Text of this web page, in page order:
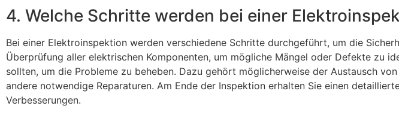
4. Welche Schritte werden bei einer
Bei einer Elektroinspektion werden verschiedene Schritte durchgeführt, um die
Überprüfung aller elektrischen Komponenten, um mögliche Mängel oder Defekte zu
sollten, um die Probleme zu beheben. Dazu gehört möglicherweise der Austausch
andere notwendige Reparaturen. Am Ende der Inspektion erhalten Sie einen
Verbesserungen.